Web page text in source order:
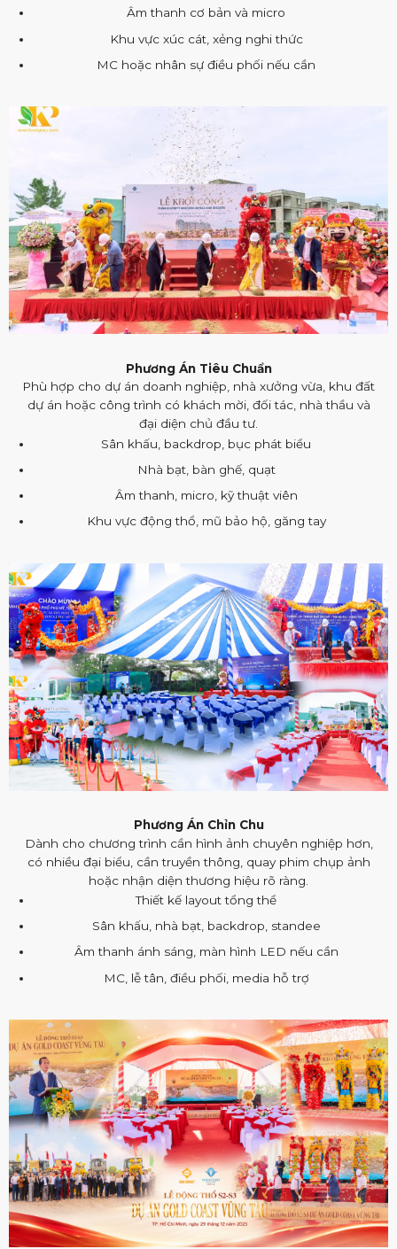
Âm thanh cơ bản và micro
Khu vực xúc cát, xẻng nghi thức
MC hoặc nhân sự điều phối nếu cần
Phương Án Tiêu Chuẩn
Phù hợp cho dự án doanh nghiệp, nhà xưởng vừa, khu đất
dự án hoặc công trình có khách mời, đối tác, nhà thầu và
đại diện chủ đầu tư.
Sân khấu, backdrop, bục phát biểu
Nhà bạt, bàn ghế, quạt
Âm thanh, micro, kỹ thuật viên
Khu vực động thổ, mũ bảo hộ, găng tay
Phương Án Chỉn Chu
Dành cho chương trình cần hình ảnh chuyên nghiệp hơn,
có nhiều đại biểu, cần truyền thông, quay phim chụp ảnh
hoặc nhận diện thương hiệu rõ ràng.
Thiết kế layout tổng thể
Sân khấu, nhà bạt, backdrop, standee
Âm thanh ánh sáng, màn hình LED nếu cần
MC, lễ tân, điều phối, media hỗ trợ